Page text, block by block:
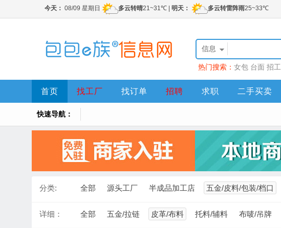
信息
热门搜索： 女包 台面 招工
首页 找工厂 找订单 招聘 求职 二手买卖
快速导航：
分类: 全部 源头工厂 半成品加工店 五金/皮料/包装/档口
详细： 全部 五金/拉链 皮革/布料 托料/辅料 布唛/吊牌